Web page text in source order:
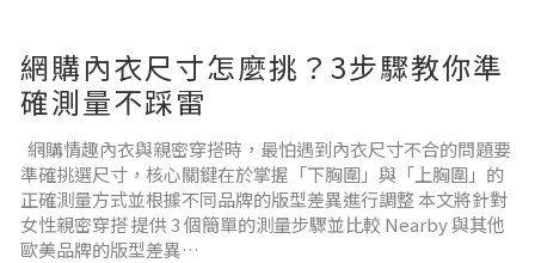
網購內衣尺寸怎麼挑？3步驟教你準
確測量不踩雷
網購情趣內衣與親密穿搭時，最怕遇到內衣尺寸不合的問題要
準確挑選尺寸，核心關鍵在於掌握「下胸圍」與「上胸圍」的
正確測量方式並根據不同品牌的版型差異進行調整 本文將針對
女性親密穿搭 提供 3 個簡單的測量步驟並比較 Nearby 與其他
歐美品牌的版型差異